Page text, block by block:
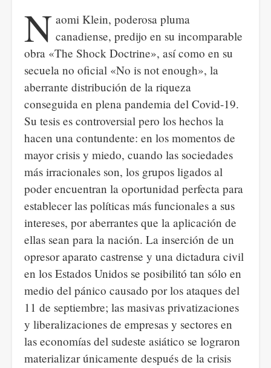
N aomi Klein, poderosa pluma
canadiense, predijo en su incomparable
obra «The Shock Doctrine», así como en su
secuela no oficial «No is not enough», la
aberrante distribución de la riqueza
conseguida en plena pandemia del Covid-19.
Su tesis es controversial pero los hechos la
hacen una contundente: en los momentos de
mayor crisis y miedo, cuando las sociedades
más irracionales son, los grupos ligados al
poder encuentran la oportunidad perfecta para
establecer las políticas más funcionales a sus
intereses, por aberrantes que la aplicación de
ellas sean para la nación. La inserción de un
opresor aparato castrense y una dictadura civil
en los Estados Unidos se posibilitó tan sólo en
medio del pánico causado por los ataques del
11 de septiembre; las masivas privatizaciones
y liberalizaciones de empresas y sectores en
las economías del sudeste asiático se lograron
materializar únicamente después de la crisis